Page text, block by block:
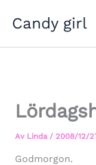
Candy girl
Av Linda / 2008/12/
Godmorgon.